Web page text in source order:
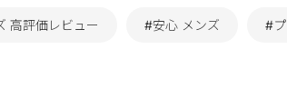
高評価レビュー #安心 メンズ #